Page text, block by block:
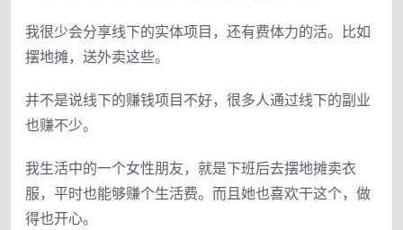
我很少会分享线下的实体项目，还有费体力的活。比如
摆地摊，送外卖这些。
并不是说线下的赚钱项目不好，很多人通过线下的副业
也赚不少。
我生活中的一个女性朋友，就是下班后去摆地摊卖衣
服，平时也能够赚个生活费。而且她也喜欢干这个，做
得也开心。